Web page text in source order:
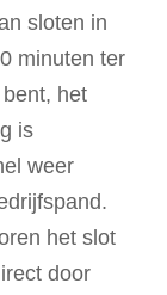
sloten in
minuten ter
het
is
weer
het slot
door